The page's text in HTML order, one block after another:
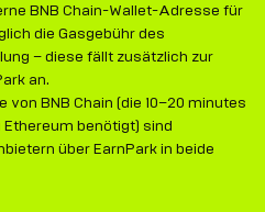
BNB Chain-Wallet-Adresse für
die Gasgebühr des
– diese fällt zusätzlich zur
an.
BNB Chain (die 10–20 minutes
benötigt) sind
über EarnPark in beide